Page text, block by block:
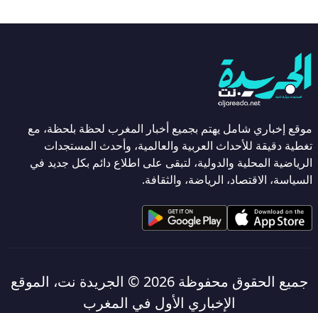
موقع إخباري شامل يهتم بجميع أخبار المغرب لحظة بلحظة، مع
تغطية دقيقة للأحداث العربية والعالمية، وأحدث المستجدات
الرياضية المحلية والدولية، لتبقى على اطلاع دائم بكل جديد في
السياسة، الاقتصاد، الرياضة، والثقافة.
جميع الحقوق محفوظة 2026 ©
الجريدة نت، الموقع
الإخباري الأول في المغرب